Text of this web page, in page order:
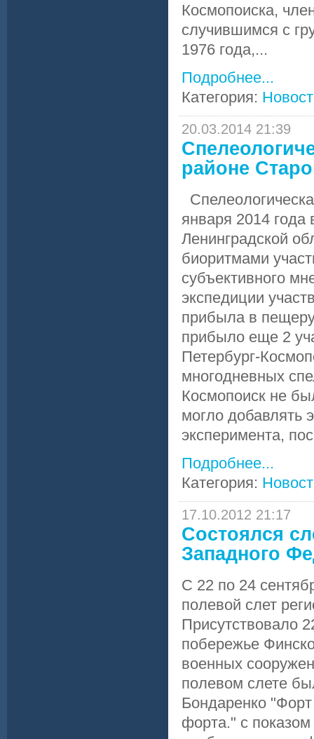
Космопоиска,
случившимся с
1976 года,...
Подробнее...
Категория:
20.03.2014 21:39
районе
января 2014
Ленинградской
биоритмами
субъективного
экспедиции
прибыла в
прибыло еще 2
Петербург-
многодневных
Космопоиск не
могло добавлять
эксперимента,
Подробнее...
Категория:
17.10.2012 21:17
Состоялся
Западного
С 22 по 24
полевой слет
Присутствовало
побережье
военных
полевом слете
Бондаренко
форта." с